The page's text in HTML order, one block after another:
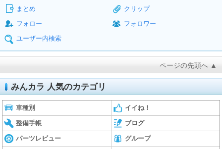
まとめ
クリップ
フォロー
フォロワー
ユーザー内検索
ページの先頭へ ▲
みんカラ 人気のカテゴリ
車種別 イイね！
整備手帳 ブログ
パーツレビュー グループ